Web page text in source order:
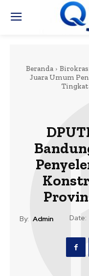
Beranda
Juara Umum
Tingkat
By: Admin Date: